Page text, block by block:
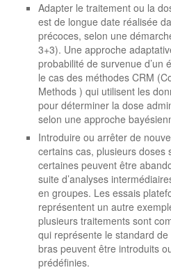
Adapter le traitement ou la
est de longue date réalisée
précoces, selon une
3+3). Une approche
probabilité de survenue d’un
le cas des méthodes CRM
Methods ) qui utilisent les
pour déterminer la dose
selon une approche
Introduire ou arrêter de
certains cas, plusieurs doses
certaines peuvent être
suite d’analyses
en groupes. Les essais
représentent un autre
plusieurs traitements sont
qui représente le standard
bras peuvent être introduits
prédéfinies.